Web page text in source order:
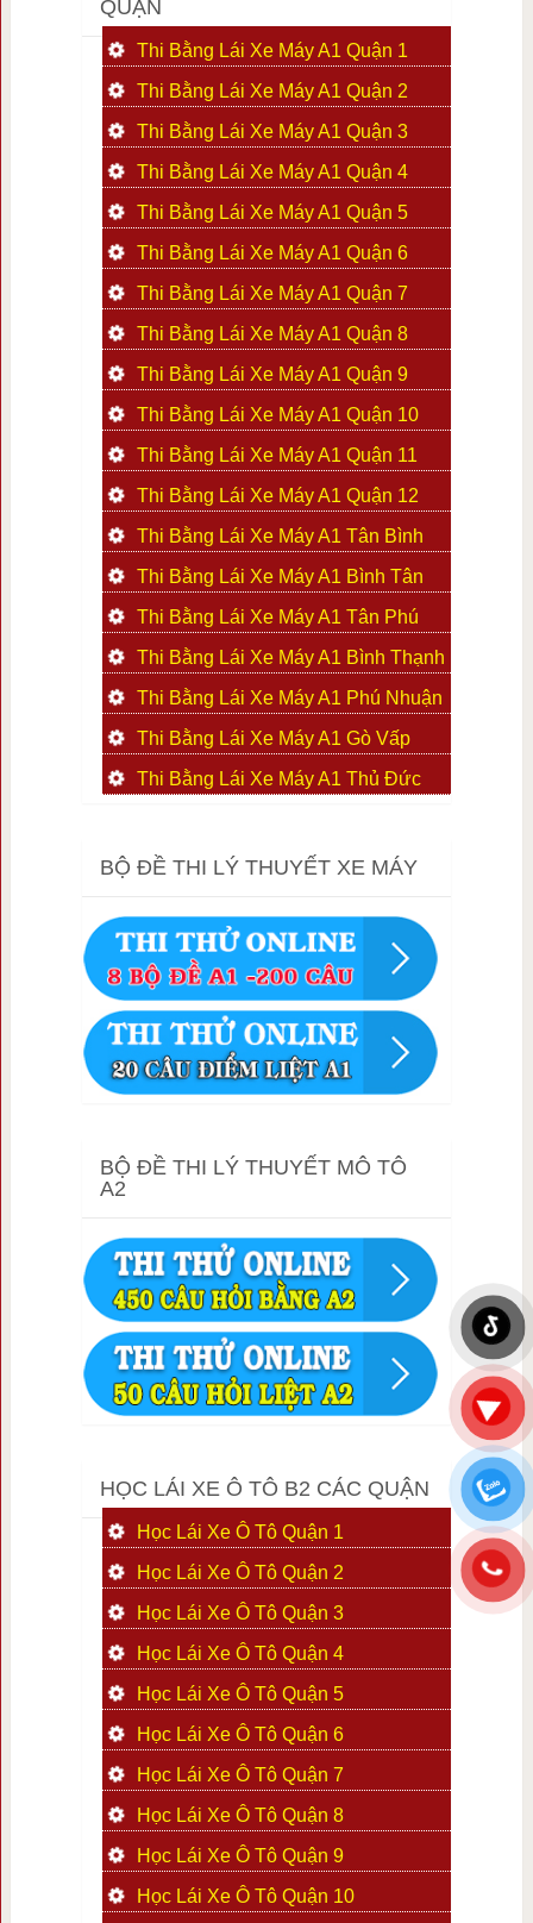
QUẬN
Thi Bằng Lái Xe Máy A1 Quận 1
Thi Bằng Lái Xe Máy A1 Quận 2
Thi Bằng Lái Xe Máy A1 Quận 3
Thi Bằng Lái Xe Máy A1 Quận 4
Thi Bằng Lái Xe Máy A1 Quận 5
Thi Bằng Lái Xe Máy A1 Quận 6
Thi Bằng Lái Xe Máy A1 Quận 7
Thi Bằng Lái Xe Máy A1 Quận 8
Thi Bằng Lái Xe Máy A1 Quận 9
Thi Bằng Lái Xe Máy A1 Quận 10
Thi Bằng Lái Xe Máy A1 Quận 11
Thi Bằng Lái Xe Máy A1 Quận 12
Thi Bằng Lái Xe Máy A1 Tân Bình
Thi Bằng Lái Xe Máy A1 Bình Tân
Thi Bằng Lái Xe Máy A1 Tân Phú
Thi Bằng Lái Xe Máy A1 Bình Thạnh
Thi Bằng Lái Xe Máy A1 Phú Nhuận
Thi Bằng Lái Xe Máy A1 Gò Vấp
Thi Bằng Lái Xe Máy A1 Thủ Đức
BỘ ĐỀ THI LÝ THUYẾT XE MÁY
BỘ ĐỀ THI LÝ THUYẾT MÔ TÔ
A2
HỌC LÁI XE Ô TÔ B2 CÁC QUẬN
Học Lái Xe Ô Tô Quận 1
Học Lái Xe Ô Tô Quận 2
Học Lái Xe Ô Tô Quận 3
Học Lái Xe Ô Tô Quận 4
Học Lái Xe Ô Tô Quận 5
Học Lái Xe Ô Tô Quận 6
Học Lái Xe Ô Tô Quận 7
Học Lái Xe Ô Tô Quận 8
Học Lái Xe Ô Tô Quận 9
Học Lái Xe Ô Tô Quận 10